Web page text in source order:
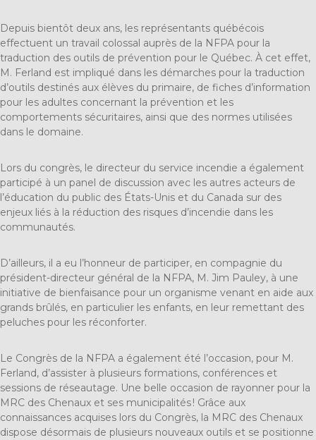
Depuis bientôt deux ans, les représentants québécois
effectuent un travail colossal auprès de la NFPA pour la
traduction des outils de prévention pour le Québec. À cet effet,
M. Ferland est impliqué dans les démarches pour la traduction
d’outils destinés aux élèves du primaire, de fiches d’information
pour les adultes concernant la prévention et les
comportements sécuritaires, ainsi que des normes utilisées
dans le domaine.
Lors du congrès, le directeur du service incendie a également
participé à un panel de discussion avec les autres acteurs de
l’éducation du public des États-Unis et du Canada sur des
enjeux liés à la réduction des risques d’incendie dans les
communautés.
D’ailleurs, il a eu l’honneur de participer, en compagnie du
président-directeur général de la NFPA, M. Jim Pauley, à une
initiative de bienfaisance pour un organisme venant en aide aux
grands brûlés, en particulier les enfants, en leur remettant des
peluches pour les réconforter.
Le Congrès de la NFPA a également été l’occasion, pour M.
Ferland, d’assister à plusieurs formations, conférences et
sessions de réseautage. Une belle occasion de rayonner pour la
MRC des Chenaux et ses municipalités ! Grâce aux
connaissances acquises lors du Congrès, la MRC des Chenaux
dispose désormais de plusieurs nouveaux outils et se positionne